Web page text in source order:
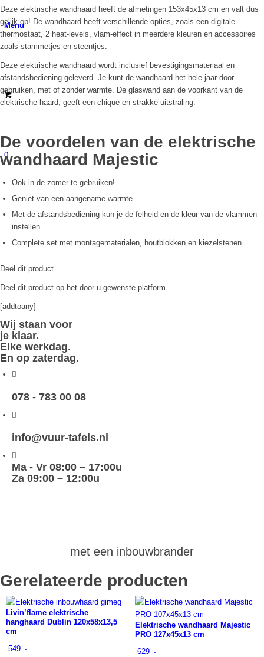
Menu
0
Deze elektrische wandhaard heeft de afmetingen 153x45x13 cm en valt dus
gelijk op! De wandhaard heeft verschillende opties, zoals een digitale
thermostaat, 2 heat-levels, vlam-effect in meerdere kleuren en accessoires
zoals stammetjes en steentjes.
Deze elektrische wandhaard wordt inclusief bevestigingsmateriaal en
afstandsbediening geleverd. Je kunt de wandhaard het hele jaar door
gebruiken, met of zonder warmte. De glaswand aan de voorkant van de
elektrische haard, geeft een chique en strakke uitstraling.
De voordelen van de elektrische
wandhaard Majestic
Ook in de zomer te gebruiken!
Geniet van een aangename warmte
Met de afstandsbediening kun je de felheid en de kleur van de vlammen
instellen
Complete set met montagematerialen, houtblokken en kiezelstenen
Deel dit product
Deel dit product op het door u gewenste platform.
[addtoany]
Wij staan voor
je klaar.
Elke werkdag.
En op zaterdag.
078 - 783 00 08
info@vuur-tafels.nl
Ma - Vr 08:00 – 17:00u
Za 09:00 – 12:00u
met een inbouwbrander
Gerelateerde producten
Livin’flame elektrische
hanghaard Dublin 120x58x13,5
cm
549 ,-
Elektrische wandhaard Majestic
PRO 127x45x13 cm
629 ,-